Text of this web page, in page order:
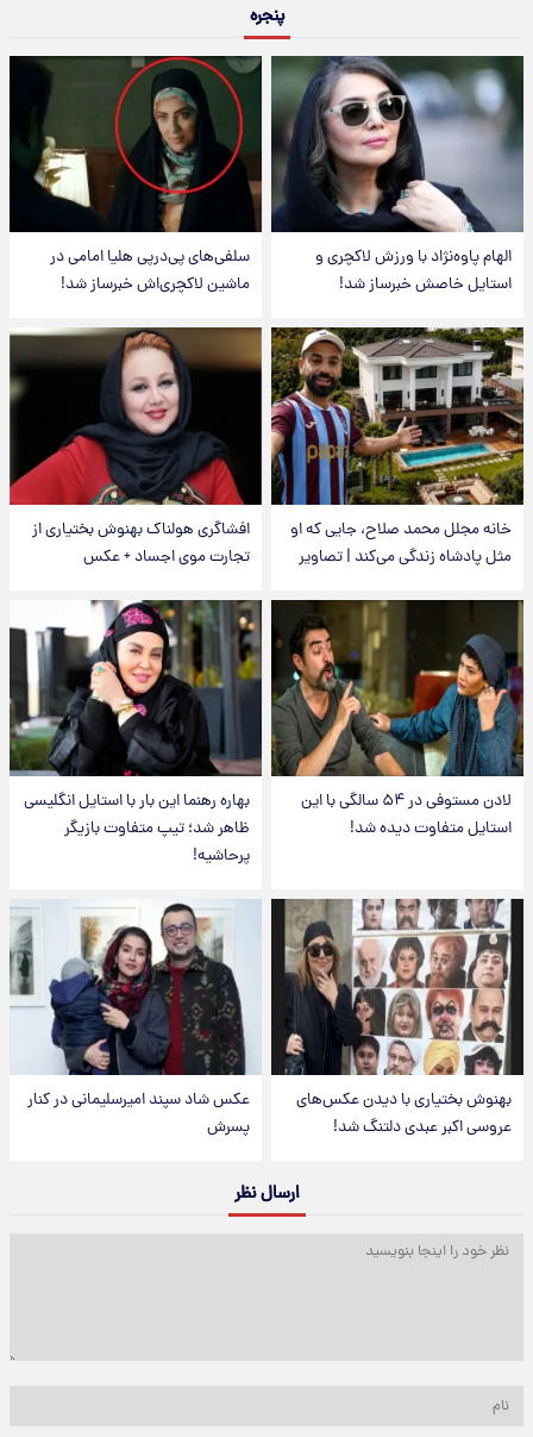
با ورزش لاکچری و
خبرساز شد!
سلفی‌های پی‌درپی هلیا امامی در
ماشین لاکچری‌اش خبرساز شد!
محمد صلاح، جایی که او
زندگی می‌کند | تصاویر
افشاگری هولناک بهنوش بختیاری از
تجارت موی اجساد + عکس
لادن مستوفی در ۵۴ سالگی با این
دیده شد!
بهاره رهنما این بار با استایل انگلیسی
ظاهر شد؛ تیپ متفاوت بازیگر
با دیدن عکس‌های
عبدی دلتنگ شد!
عکس شاد سپند امیرسلیمانی در کنار